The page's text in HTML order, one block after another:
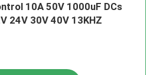
10A 50V 1000uF DCs
24V 30V 40V 13KHZ